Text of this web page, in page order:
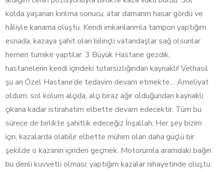
kolda yaşanan kırılma sonucu; atar damarım hasar gördü ve
hâliyle kanama oluştu. Kendi imkanlarımla tampon yaptığım
esnada, kazaya şahit olan bilinçli vatandaşlar sağ olsunlar
hemen turnike yaptılar. 3 Büyük Hastane gezdik;
hastanelerin kendi içindeki tutarsızlığından kaynaklı! Velhasıl
şu an Özel Hastane’de tedavim devam etmekte… Ameliyat
oldum, sol kolum alçıda, alçı biraz ağır olduğundan kaynaklı
çıkana kadar istirahatim elbette devam edecektir. Tüm bu
sürece de birlikte şahitlik edeceğiz İnşallah; Her şey bizim
için, kazalarda olabilir elbette mühim olan daha güçlü bir
şekilde o kazanın içinden geçmek. Motorumla aramdaki bağın
bu denli kuvvetli olması; yaptığım kazalar nihayetinde oluştu.